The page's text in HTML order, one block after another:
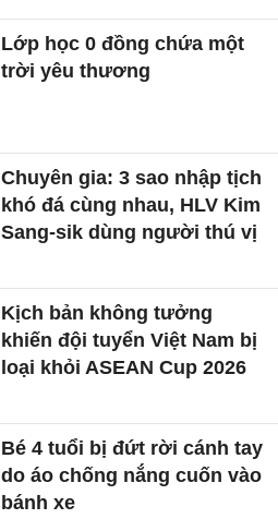
Lớp học 0 đồng chứa một
trời yêu thương
Chuyên gia: 3 sao nhập tịch
khó đá cùng nhau, HLV Kim
Sang-sik dùng người thú vị
Kịch bản không tưởng
khiến đội tuyển Việt Nam bị
loại khỏi ASEAN Cup 2026
Bé 4 tuổi bị đứt rời cánh tay
do áo chống nắng cuốn vào
bánh xe